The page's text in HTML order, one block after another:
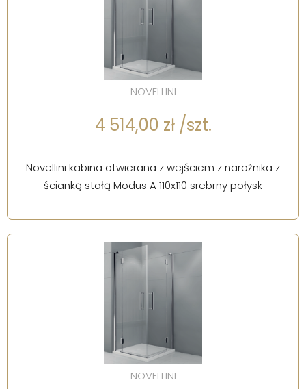
NOVELLINI
4 514,00 zł /szt.
Novellini kabina otwierana z wejściem z narożnika z
ścianką stałą Modus A 110x110 srebrny połysk
NOVELLINI